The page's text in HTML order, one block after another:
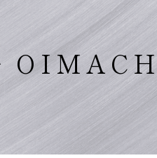
金属製品のデザイン提
上処理 用語集
ナビリティ・CSR ニュ
エン